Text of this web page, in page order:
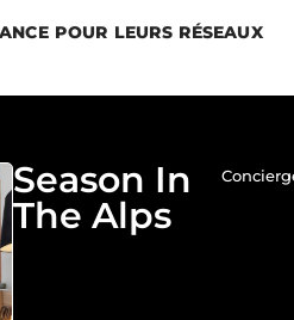
POUR LEURS RÉSEAUX
Season In
The Alps